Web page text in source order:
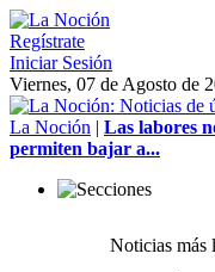
Regístrate
Iniciar Sesión
Viernes, 07 de Agosto de
La Noción | Las labores
permiten bajar a...
Noticias más